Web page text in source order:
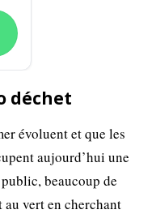
déchet
évoluent et que les
aujourd’hui une
beaucoup de
au vert en cherchant